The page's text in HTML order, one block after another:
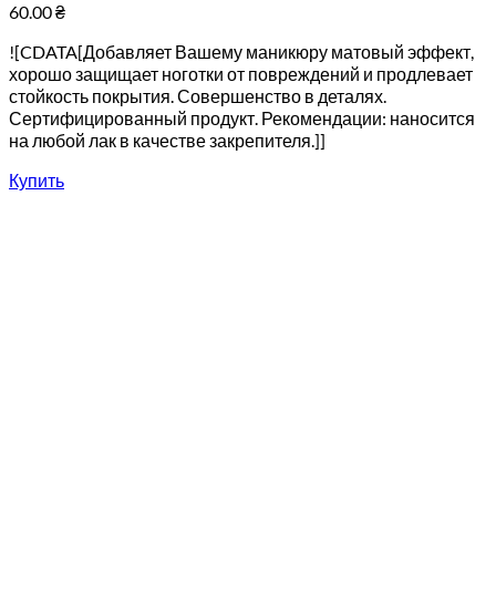
60.00₴
![CDATA[Добавляет Вашему маникюру матовый эффект,
хорошо защищает ноготки от повреждений и продлевает
стойкость покрытия. Совершенство в деталях.
Сертифицированный продукт. Рекомендации: наносится
на любой лак в качестве закрепителя.]]
Купить